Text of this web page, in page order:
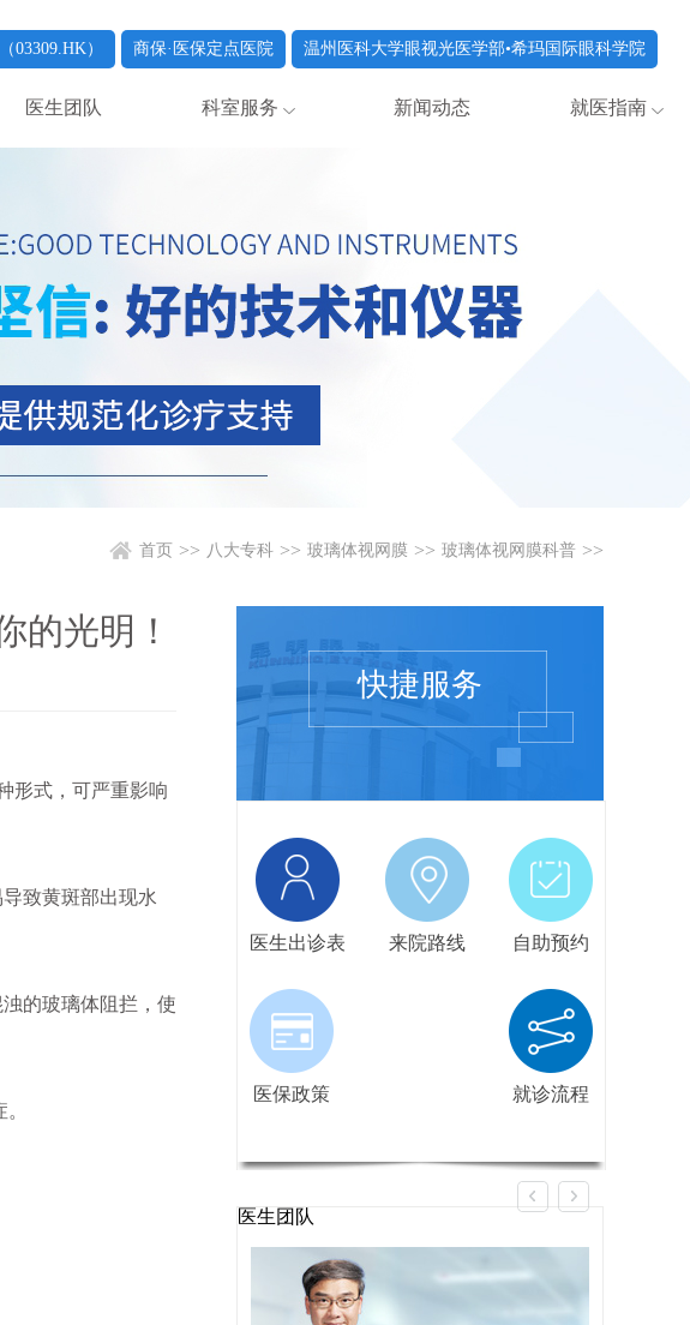
03309.HK） 商保·医保定点医院 温州医科大学眼视光医学部•希玛国际眼科学院
医生团队 科室服务 新闻动态 就医指南
首页 >> 八大专科 >> 玻璃体视网膜 >> 玻璃体视网膜科普 >>
的光明！
形式，可严重影响
致黄斑部出现水
的玻璃体阻拦，使
快捷服务
医生出诊表 来院路线 自助预约
医保政策 就诊流程
医生团队